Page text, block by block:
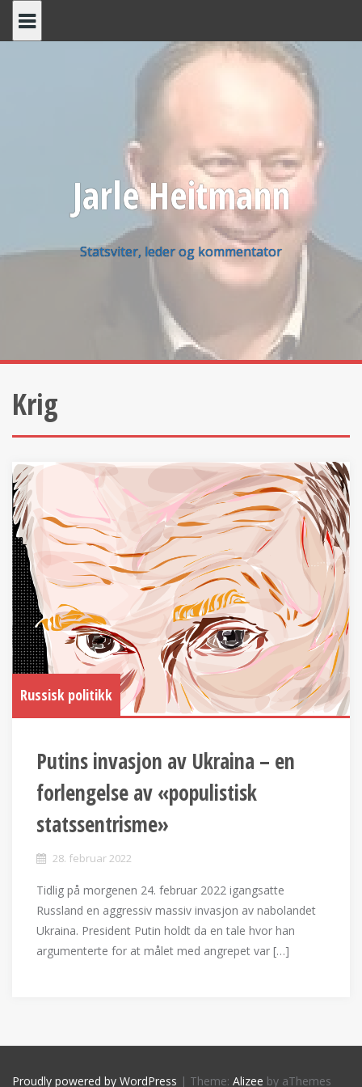
Jarle Heitmann
Statsviter, leder og kommentator
Krig
Russisk politikk
Putins invasjon av Ukraina – en
forlengelse av «populistisk
statssentrisme»
28. februar 2022
Tidlig på morgenen 24. februar 2022 igangsatte
Russland en aggressiv massiv invasjon av nabolandet
Ukraina. President Putin holdt da en tale hvor han
argumenterte for at målet med angrepet var […]
Proudly powered by WordPress | Theme: Alizee by aThemes